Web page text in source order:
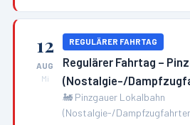
12
AUG
Mi
REGULÄRER FAHRTAG
Regulärer Fahrtag –
(Nostalgie-/
🚂 Pinzgauer Lokalbahn
(Nostalgie-/